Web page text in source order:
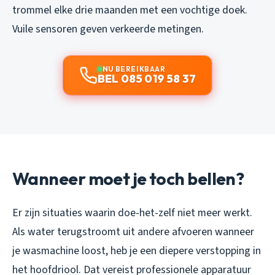
trommel elke drie maanden met een vochtige doek.
Vuile sensoren geven verkeerde metingen.
NU BEREIKBAAR
BEL 085 019 58 37
Wanneer moet je toch bellen?
Er zijn situaties waarin doe-het-zelf niet meer werkt.
Als water terugstroomt uit andere afvoeren wanneer
je wasmachine loost, heb je een diepere verstopping in
het hoofdriool. Dat vereist professionele apparatuur